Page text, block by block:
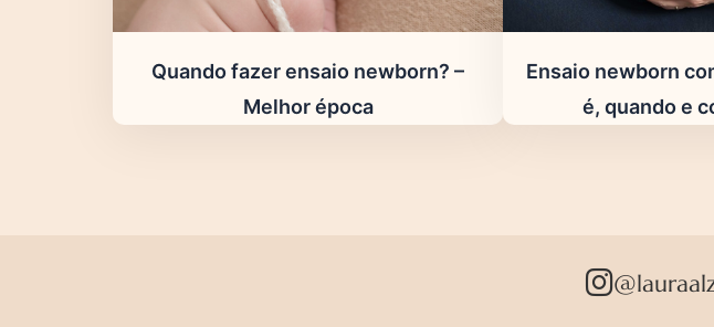
Quando fazer ensaio newborn? –
Melhor época
Ensaio newborn
é, quando e